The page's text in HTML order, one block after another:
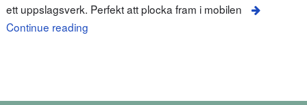
ett uppslagsverk. Perfekt att plocka fram i mobilen
Continue reading